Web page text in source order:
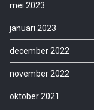
mei 2023
januari 2023
december 2022
november 2022
oktober 2021